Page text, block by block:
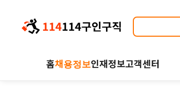
홈채용정보인재정보고객센터